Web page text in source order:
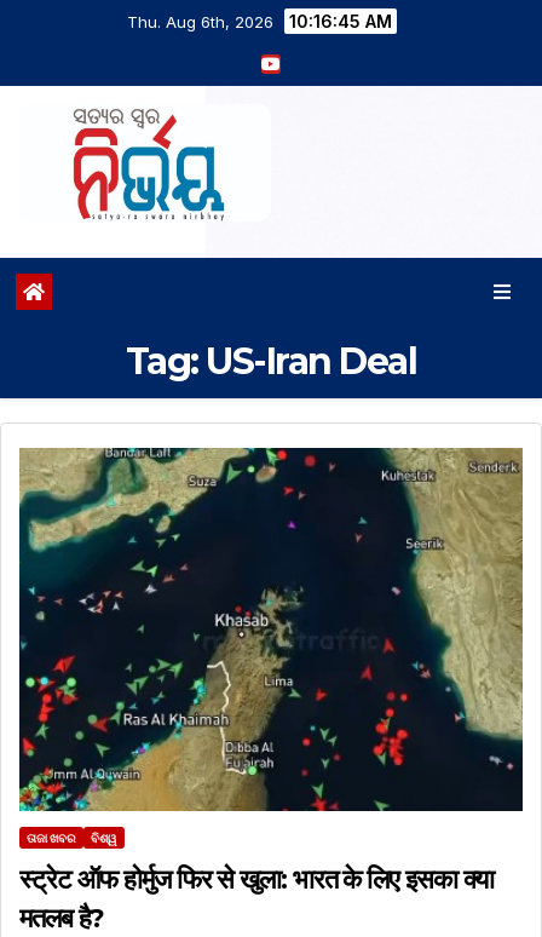
Thu. Aug 6th, 2026 10:16:45 AM
Tag: US-Iran Deal
ତାଜା ଖବର ବିଶ୍ୱ
स्ट्रेट ऑफ होर्मुज फिर से खुला: भारत के लिए इसका क्या
मतलब है?